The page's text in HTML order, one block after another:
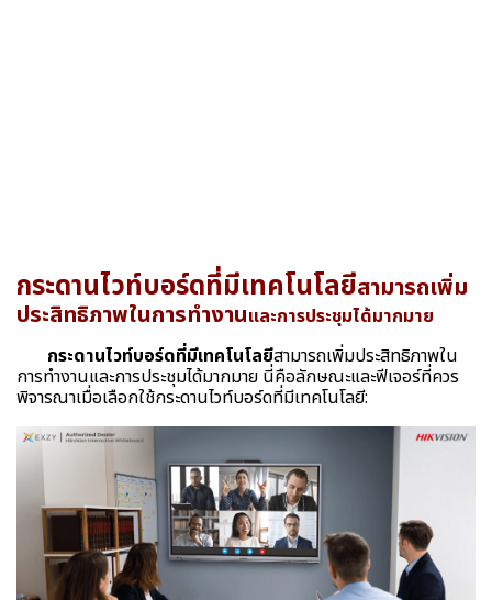
กระดานไวท์บอร์ดที่มีเทคโนโลยีสามารถเพิ่ม
ประสิทธิภาพในการทำงานและการประชุมได้มากมาย
กระดานไวท์บอร์ดที่มีเทคโนโลยีสามารถเพิ่มประสิทธิภาพใน
การทำงานและการประชุมได้มากมาย นี่คือลักษณะและฟีเจอร์ที่ควร
พิจารณาเมื่อเลือกใช้กระดานไวท์บอร์ดที่มีเทคโนโลยี: